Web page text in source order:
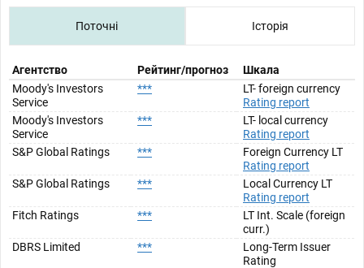
Поточні Історія
Агентство Рейтинг/прогноз
Шкала
Moody's Investors
Service
***
LT- foreign currency
Rating report
Moody's Investors
Service
***
LT- local currency
Rating report
S&P Global Ratings
***
Foreign Currency LT
Rating report
S&P Global Ratings
***
Local Currency LT
Rating report
Fitch Ratings
***
LT Int. Scale (foreign
curr.)
DBRS Limited
***
Long-Term Issuer
Rating